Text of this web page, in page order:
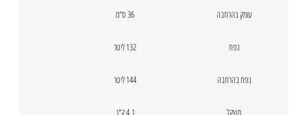
עומק בהרחבה 36 ס"מ
נפח 132 ליטר
נפח בהרחבה 144 ליטר
משקל 4.1 ק"ג